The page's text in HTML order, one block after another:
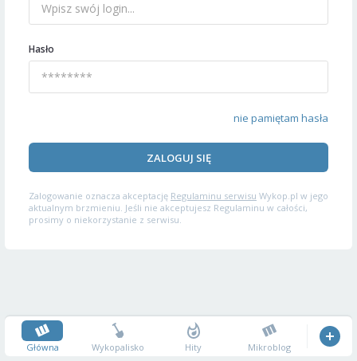
Hasło
nie pamiętam hasła
ZALOGUJ SIĘ
Zalogowanie oznacza akceptację Regulaminu serwisu Wykop.pl w jego
aktualnym brzmieniu. Jeśli nie akceptujesz Regulaminu w całości,
prosimy o niekorzystanie z serwisu.
Główna Wykopalisko Hity Mikroblog